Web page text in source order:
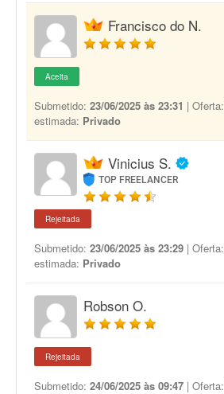
Francisco do N.
Aceita
Submetido: 23/06/2025 às 23:31 | Oferta:
estimada: Privado
Vinicius S.
TOP FREELANCER
Rejeitada
Submetido: 23/06/2025 às 23:29 | Oferta:
estimada: Privado
Robson O.
Rejeitada
Submetido: 24/06/2025 às 09:47 | Oferta: